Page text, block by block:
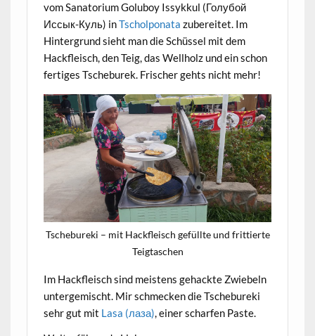
vom Sanatorium Goluboy Issykkul (Голубой
Иссык-Куль) inTscholponata zubereitet. Im
Hintergrund sieht man die Schüssel mit dem
Hackfleisch, den Teig, das Wellholz und ein schon
fertiges Tscheburek. Frischer gehts nicht mehr!
Tschebureki – mit Hackfleisch gefüllte und frittierte
Teigtaschen
Im Hackfleisch sind meistens gehackte Zwiebeln
untergemischt. Mir schmecken die Tschebureki
sehr gut mit Lasa (лаза), einer scharfen Paste.